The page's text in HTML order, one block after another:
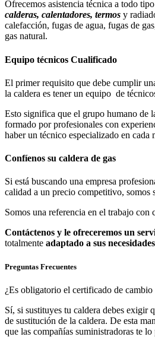
Ofrecemos asistencia técnica a todo
calderas, calentadores, termos y
calefacción, fugas de agua, fugas de
gas natural.
Equipo técnicos Cualificado
El primer requisito que debe cumplir
la caldera es tener un equipo de
Esto significa que el grupo humano de
formado por profesionales con
haber un técnico especializado en cada
Confíenos su caldera de gas
Si está buscando una empresa
calidad a un precio competitivo, somos
Somos una referencia en el trabajo con
Contáctenos y le ofreceremos un
totalmente adaptado a sus
Preguntas Frecuentes
¿Es obligatorio el certificado de cambio
Sí, si sustituyes tu caldera debes exigir
de sustitución de la caldera. De esta
que las compañías suministradoras te